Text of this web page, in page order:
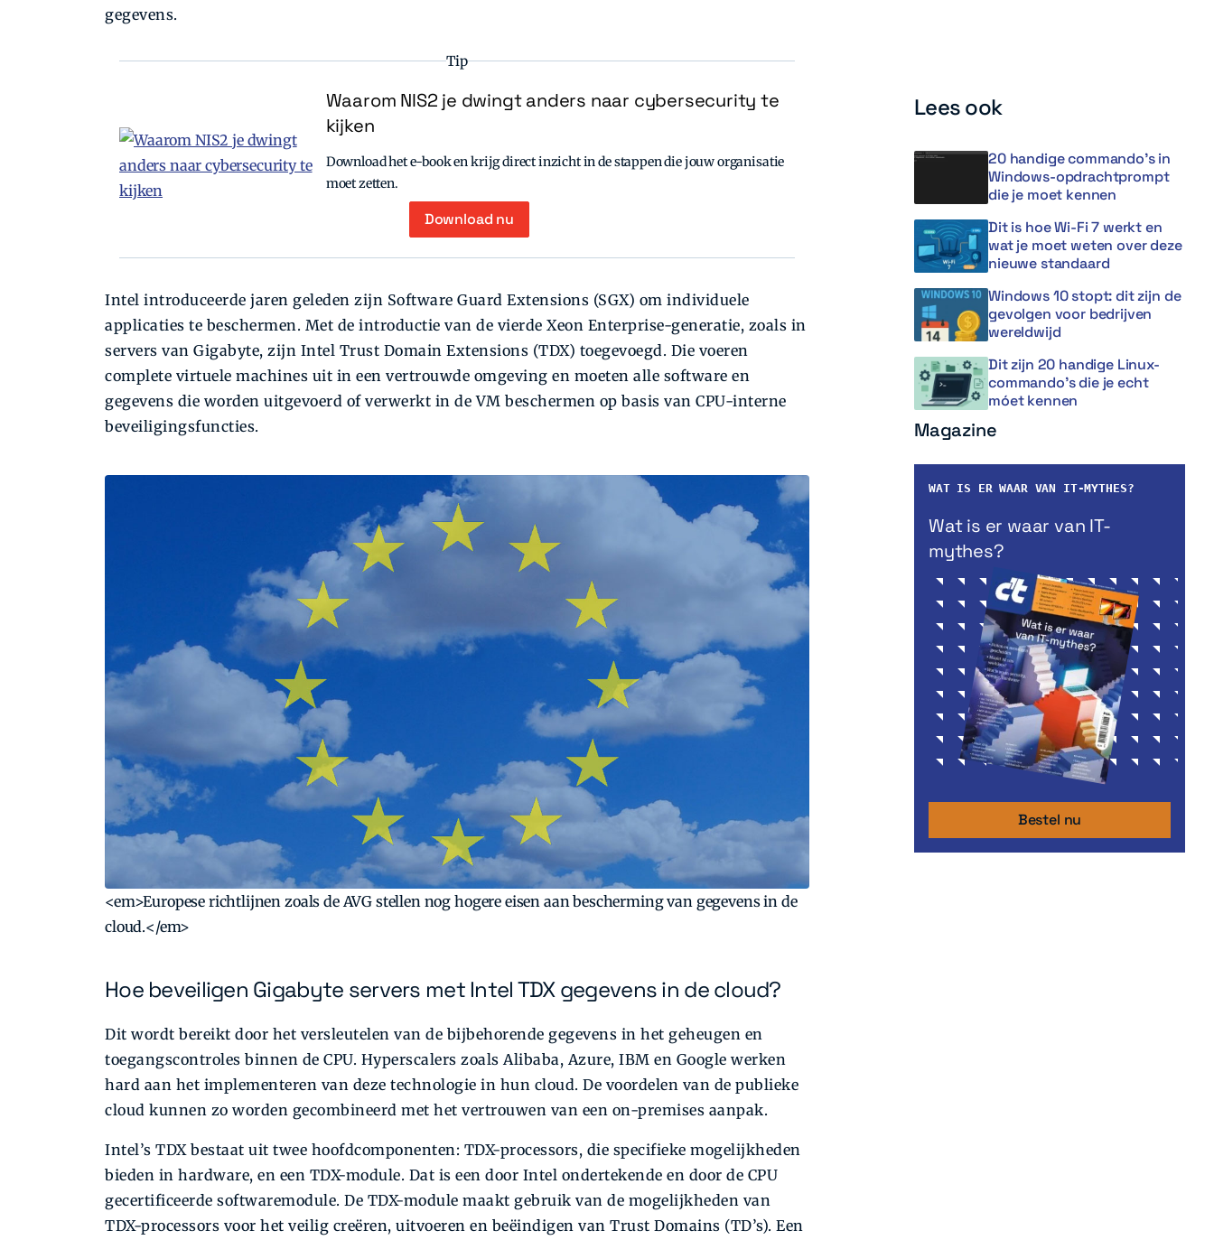
gegevens.
Tip
Waarom NIS2 je dwingt anders naar cybersecurity te
kijken
Download het e-book en krijg direct inzicht in de stappen die jouw organisatie
moet zetten.
Download nu
Intel introduceerde jaren geleden zijn Software Guard Extensions (SGX) om individuele
applicaties te beschermen. Met de introductie van de vierde Xeon Enterprise-generatie, zoals in
servers van Gigabyte, zijn Intel Trust Domain Extensions (TDX) toegevoegd. Die voeren
complete virtuele machines uit in een vertrouwde omgeving en moeten alle software en
gegevens die worden uitgevoerd of verwerkt in de VM beschermen op basis van CPU-interne
beveiligingsfuncties.
<em>Europese richtlijnen zoals de AVG stellen nog hogere eisen aan bescherming van gegevens in de
cloud.</em>
Hoe beveiligen Gigabyte servers met Intel TDX gegevens in de cloud?
Dit wordt bereikt door het versleutelen van de bijbehorende gegevens in het geheugen en
toegangscontroles binnen de CPU. Hyperscalers zoals Alibaba, Azure, IBM en Google werken
hard aan het implementeren van deze technologie in hun cloud. De voordelen van de publieke
cloud kunnen zo worden gecombineerd met het vertrouwen van een on-premises aanpak.
Intel’s TDX bestaat uit twee hoofdcomponenten: TDX-processors, die specifieke mogelijkheden
bieden in hardware, en een TDX-module. Dat is een door Intel ondertekende en door de CPU
gecertificeerde softwaremodule. De TDX-module maakt gebruik van de mogelijkheden van
TDX-processors voor het veilig creëren, uitvoeren en beëindigen van Trust Domains (TD’s). Een
Lees ook
20 handige commando’s in
Windows-opdrachtprompt
die je moet kennen
Dit is hoe Wi-Fi 7 werkt en
wat je moet weten over deze
nieuwe standaard
Windows 10 stopt: dit zijn de
gevolgen voor bedrijven
wereldwijd
Dit zijn 20 handige Linux-
commando’s die je echt
móet kennen
Magazine
WAT IS ER WAAR VAN IT-MYTHES?
Wat is er waar van IT-
mythes?
Bestel nu